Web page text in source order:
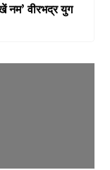
नम’ वीरभद्र युग